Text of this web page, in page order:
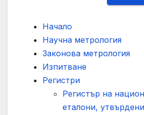
Начало
Научна метрология
Законова метрология
Изпитване
Регистри
Регистър на
еталони,